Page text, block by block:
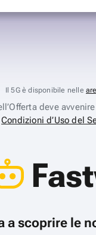
Il 5G è disponibile nelle
deve
Condizioni d’Uso del
a scoprire le